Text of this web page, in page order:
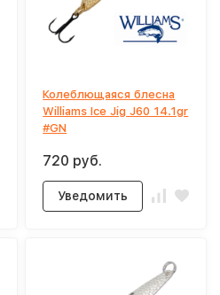
Колеблющаяся блесна
Williams Ice Jig J60 14.1gr
#GN
720 руб.
Уведомить